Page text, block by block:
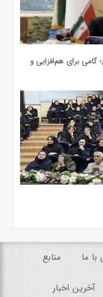
گامی برای هم‌افزایی و
ما منابع
آخرین اخبار